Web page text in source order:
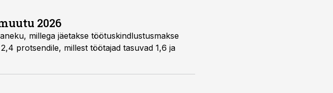
2026
millega jäetakse töötuskindlustusmakse
protsendile, millest töötajad tasuvad 1,6 ja